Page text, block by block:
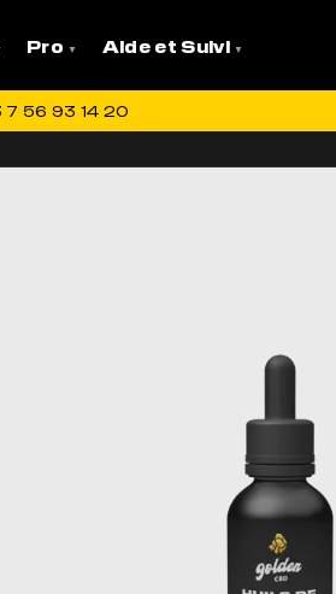
Pro Aide et Suivi
7 56 93 14 20